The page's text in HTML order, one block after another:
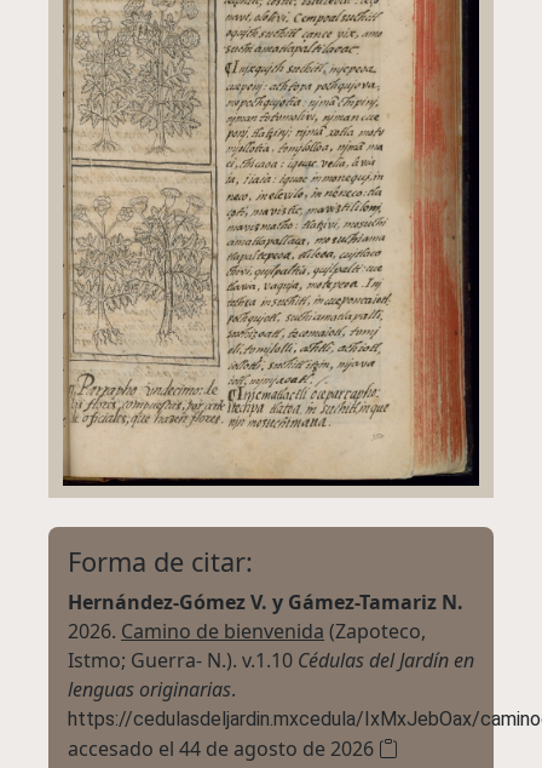
Forma de citar:
Hernández-Gómez V. y Gámez-Tamariz N.
2026. Camino de bienvenida (Zapoteco,
Istmo; Guerra- N.). v.1.10 Cédulas del Jardín en
lenguas originarias.
https://cedulasdeljardin.mxcedula/IxMxJebOax/
accesado el 44 de agosto de 2026